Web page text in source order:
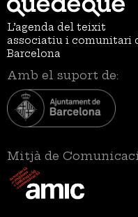
L’agenda del teixit
associatiu i comunitari
Barcelona
Amb el suport de:
Mitjà de